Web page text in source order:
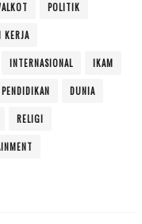
POLITIK
KERJA
INTERNASIONAL IKAM
PENDIDIKAN DUNIA
RELIGI